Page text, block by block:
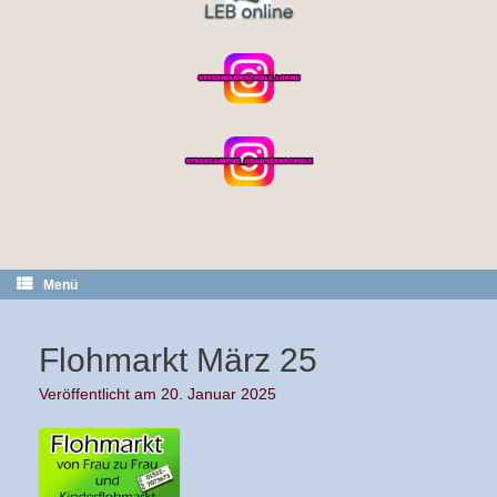
Menü
Flohmarkt März 25
Veröffentlicht am 20. Januar 2025